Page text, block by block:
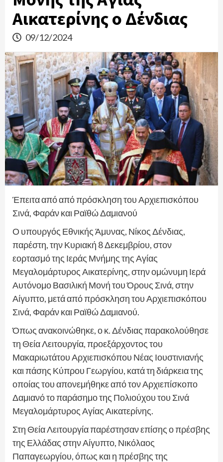
Αικατερίνης ο Δένδιας
09/12/2024
Έπειτα από από πρόσκληση του Αρχιεπισκόπου
Σινά, Φαράν και Ραϊθώ Δαμιανού
Ο υπουργός Εθνικής Άμυνας, Νίκος Δένδιας,
παρέστη, την Κυριακή 8 Δεκεμβρίου, στον
εορτασμό της Ιεράς Μνήμης της Αγίας
Μεγαλομάρτυρος Αικατερίνης, στην ομώνυμη Ιερά
Αυτόνομο Βασιλική Μονή του Όρους Σινά, στην
Αίγυπτο, μετά από πρόσκληση του Αρχιεπισκόπου
Σινά, Φαράν και Ραϊθώ Δαμιανού.
Όπως ανακοινώθηκε, ο κ. Δένδιας παρακολούθησε
τη Θεία Λειτουργία, προεξάρχοντος του
Μακαριωτάτου Αρχιεπισκόπου Νέας Ιουστινιανής
και πάσης Κύπρου Γεωργίου, κατά τη διάρκεια της
οποίας του απονεμήθηκε από τον Αρχιεπίσκοπο
Δαμιανό το παράσημο της Πολιούχου του Σινά
Μεγαλομάρτυρος Αγίας Αικατερίνης.
Στη Θεία Λειτουργία παρέστησαν επίσης ο πρέσβης
της Ελλάδας στην Αίγυπτο, Νικόλαος
Παπαγεωργίου, όπως και η πρέσβης της